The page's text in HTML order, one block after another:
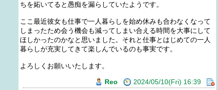
ちを妬いてると愚痴を漏らしていたようです。
ここ最近彼女も仕事で一人暮らしを始め休みも合わなくなって
しまったため会う機会も減ってしまい合える時間を大事にして
ほしかったのかなと思いました。それと仕事とはじめての一人
暮らしが充実してきて楽しんでいるのも事実です。
よろしくお願いいたします。
Reo 2024/05/10(Fri) 16:39